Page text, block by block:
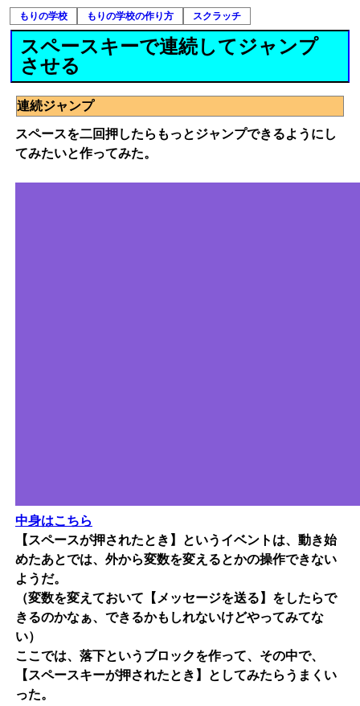
もりの学校 もりの学校の作り方 スクラッチ
スペースキーで連続してジャンプ
させる
連続ジャンプ
スペースを二回押したらもっとジャンプできるようにし
てみたいと作ってみた。
中身はこちら
【スペースが押されたとき】というイベントは、動き始
めたあとでは、外から変数を変えるとかの操作できない
ようだ。
（変数を変えておいて【メッセージを送る】をしたらで
きるのかなぁ、できるかもしれないけどやってみてな
い）
ここでは、落下というブロックを作って、その中で、
【スペースキーが押されたとき】としてみたらうまくい
った。